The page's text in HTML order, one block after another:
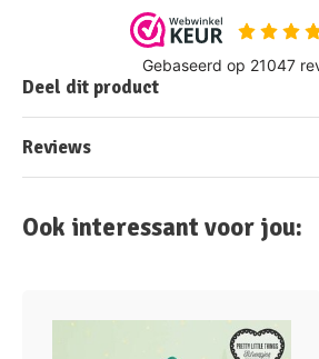
Deel dit product
Reviews
Ook interessant voor jou: